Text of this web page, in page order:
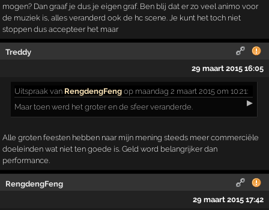
mogen? Dan graaf je dus je eigen graf. Ben blij dat er zo veel animo voor
de muziek is, alles veranderd ook de hc scene. Je kunt het toch niet
stoppen dus accepteer het maar
Treddy
29 maart 2015 16:05
Uitspraak van RengdengFeng op maandag 2 maart 2015 om 10:21:
▶
Maar toen werd het groter en de sfeer veranderde.
Alle groten feesten hebben naar mijn mening steeds meer commerciële
doeleinden wat niet ten goede is. Geld word belangrijker dan
performance.
RengdengFeng
29 maart 2015 17:42